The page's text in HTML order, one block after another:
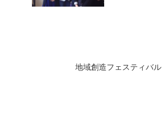
地域創造フェスティバル